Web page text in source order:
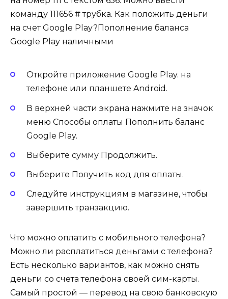
команду 111656 # трубка. Как положить деньги
на счет Google Play?Пополнение баланса
Google Play наличными
Откройте приложение Google Play. на
телефоне или планшете Android.
В верхней части экрана нажмите на значок
меню Способы оплаты Пополнить баланс
Google Play.
Выберите сумму Продолжить.
Выберите Получить код для оплаты.
Следуйте инструкциям в магазине, чтобы
завершить транзакцию.
Что можно оплатить с мобильного телефона?
Можно ли расплатиться деньгами с телефона?
Есть несколько вариантов, как можно снять
деньги со счета телефона своей сим-карты.
Самый простой — перевод на свою банковскую